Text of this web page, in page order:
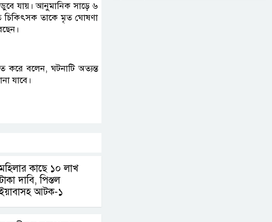
ডুবে যায়। আনুমানিক সাড়ে ৬
চিকিৎসক তাকে মৃত ঘোষণা
করে বলেন, ঘটনাটি অত্যন্ত
যাবে।
কাছে ১০ লাখ
দাবি, পিস্তল
আটক-১